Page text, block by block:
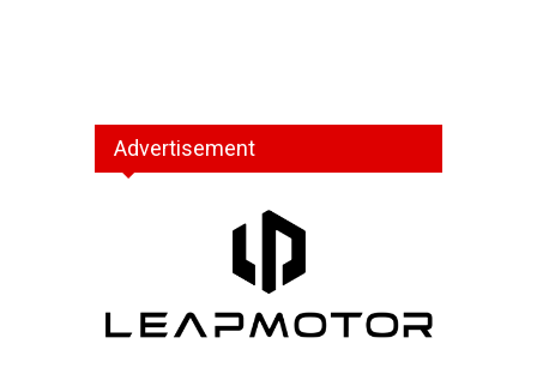
Advertisement